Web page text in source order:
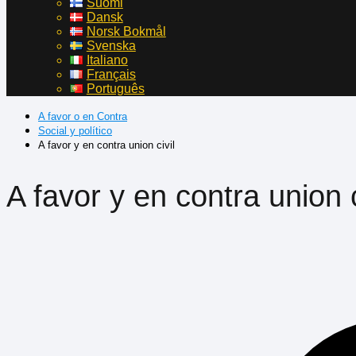
Suomi
Dansk
Norsk Bokmål
Svenska
Italiano
Français
Português
A favor o en Contra
Social y político
A favor y en contra union civil
A favor y en contra union